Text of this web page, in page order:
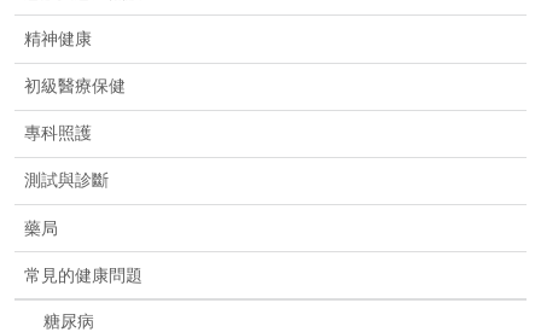
精神健康
初級醫療保健
專科照護
測試與診斷
藥局
常見的健康問題
糖尿病